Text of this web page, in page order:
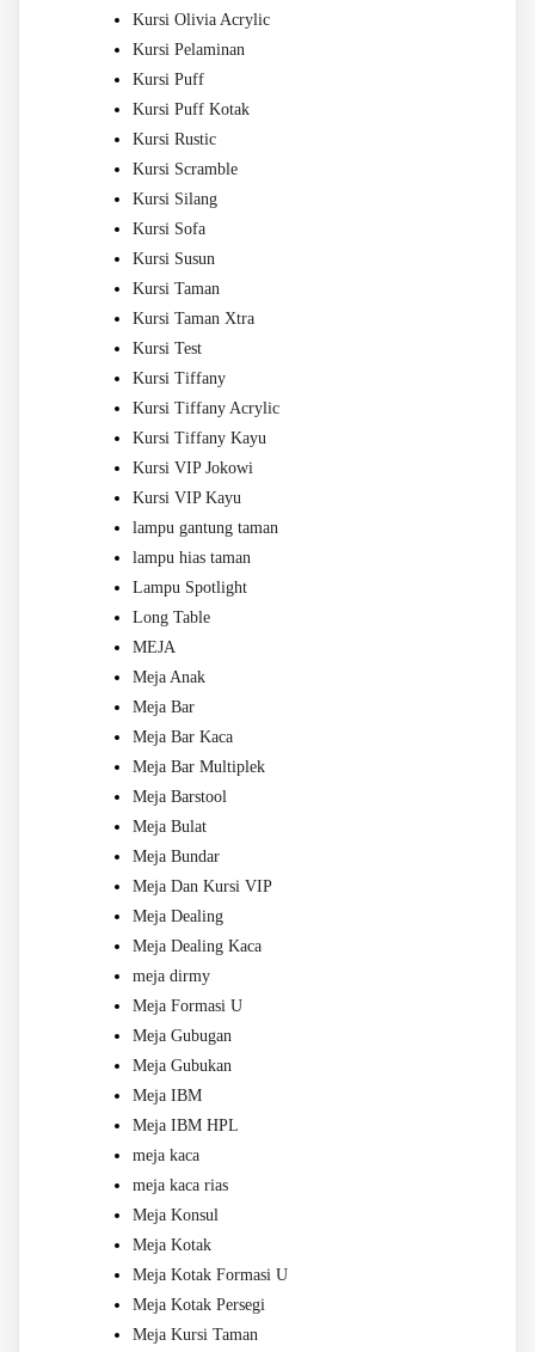
Kursi Olivia Acrylic
Kursi Pelaminan
Kursi Puff
Kursi Puff Kotak
Kursi Rustic
Kursi Scramble
Kursi Silang
Kursi Sofa
Kursi Susun
Kursi Taman
Kursi Taman Xtra
Kursi Test
Kursi Tiffany
Kursi Tiffany Acrylic
Kursi Tiffany Kayu
Kursi VIP Jokowi
Kursi VIP Kayu
lampu gantung taman
lampu hias taman
Lampu Spotlight
Long Table
MEJA
Meja Anak
Meja Bar
Meja Bar Kaca
Meja Bar Multiplek
Meja Barstool
Meja Bulat
Meja Bundar
Meja Dan Kursi VIP
Meja Dealing
Meja Dealing Kaca
meja dirmy
Meja Formasi U
Meja Gubugan
Meja Gubukan
Meja IBM
Meja IBM HPL
meja kaca
meja kaca rias
Meja Konsul
Meja Kotak
Meja Kotak Formasi U
Meja Kotak Persegi
Meja Kursi Taman